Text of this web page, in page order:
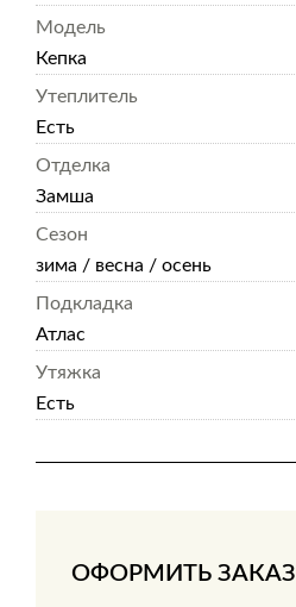
Модель
Кепка
Утеплитель
Есть
Отделка
Замша
Сезон
зима / весна / осень
Подкладка
Атлас
Утяжка
Есть
ОФОРМИТЬ ЗАКАЗ